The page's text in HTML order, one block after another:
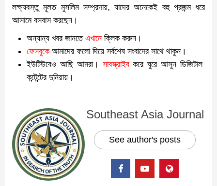
লক্ষ্যবস্তু মূলত মুসলিম সম্প্রদায়, যাদের অনেকেই বহু প্রজন্ম ধরে
আসামে বসবাস করছেন।
অন্যান্য খবর জানতে এখানে ক্লিক করুন।
ফেসবুকেআমাদের ফলো দিয়ে সর্বশেষ সংবাদের সাথে থাকুন।
ইউটিউবেও আছি আমরা। সাবস্ক্রাইব করে ঘুরে আসুন ডিজিটাল
কন্টেন্টের দুনিয়ায়।
Southeast Asia Journal
See author's posts